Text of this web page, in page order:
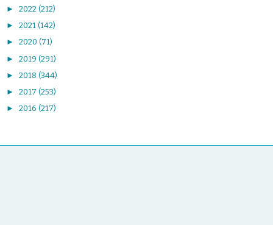
► 2022 (212)
► 2021 (142)
► 2020 (71)
► 2019 (291)
► 2018 (344)
► 2017 (253)
► 2016 (217)